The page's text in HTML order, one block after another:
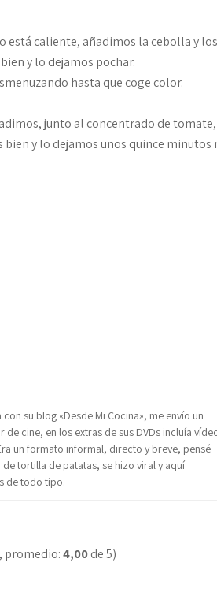
está caliente, añadimos la cebolla y los
y lo dejamos pochar.
hasta que coge color.
junto al concentrado de
bien y lo dejamos unos quince minutos
su blog «Desde Mi Cocina», me envío un
cine, en los extras de sus DVDs incluía
un formato informal, directo y breve, pensé
tortilla de patatas, se hizo viral y aquí
de todo tipo.
promedio:4,00de 5)